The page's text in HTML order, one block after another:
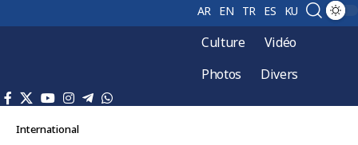
AR EN TR ES KU
Culture
Vidéo
Photos
Divers
International